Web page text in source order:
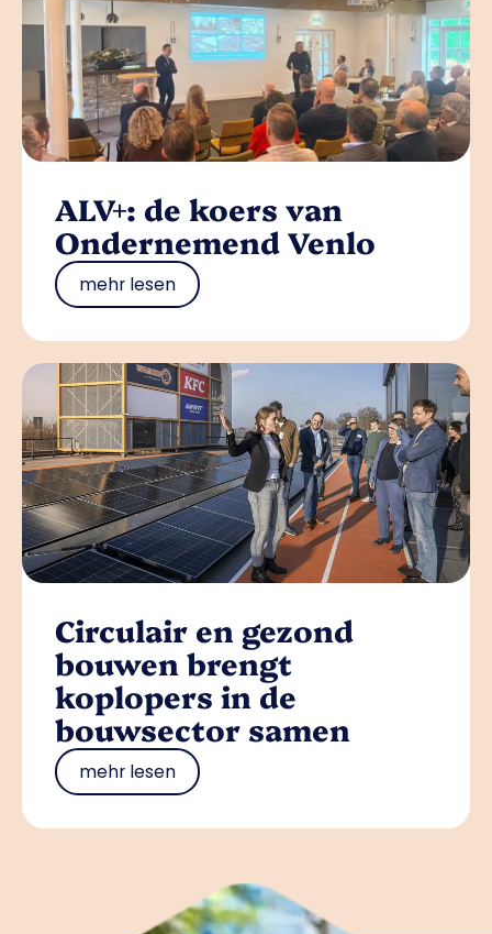
ALV+: de koers van
Ondernemend Venlo
mehr lesen
Circulair en gezond
bouwen brengt
koplopers in de
bouwsector samen
mehr lesen